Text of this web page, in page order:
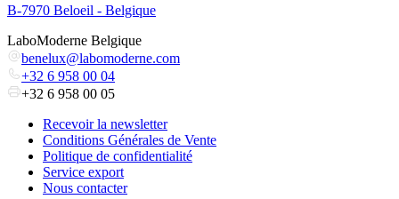
B-7970 Beloeil - Belgique
LaboModerne Belgique
benelux@labomoderne.com
+32 6 958 00 04
+32 6 958 00 05
Recevoir la newsletter
Conditions Générales de Vente
Politique de confidentialité
Service export
Nous contacter